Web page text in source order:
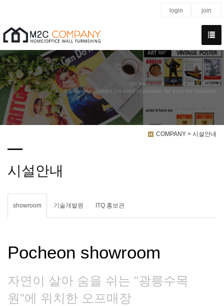
login join
We have created a awesome theme
Far far away,behind the word mountains, far from the countries
COMPANY > 시설안내
시설안내
showroom 기술개발원 ITQ 홍보관
Pocheon showroom
자연이 살아 숨을 쉬는 "광릉수목
원"에 위치한 오프매장